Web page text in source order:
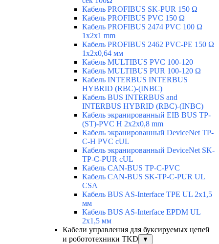
Кабель PROFIBUS SK-PUR 150 Ω
Кабель PROFIBUS PVC 150 Ω
Кабель PROFIBUS 2474 PVC 100 Ω
1x2x1 mm
Кабель PROFIBUS 2462 PVC-PE 150 Ω
1x2x0,64 мм
Кабель MULTIBUS PVC 100-120
Кабель MULTIBUS PUR 100-120 Ω
Кабель INTERBUS INTERBUS
HYBRID (RBC)-(INBC)
Кабель BUS INTERBUS and
INTERBUS HYBRID (RBC)-(INBC)
Кабель экранированный EIB BUS TP-
(ST)-PVC H 2x2x0,8 mm
Кабель экранированный DeviceNet TP-
C-H PVC cUL
Кабель экранированный DeviceNet SK-
TP-C-PUR cUL
Кабель CAN-BUS TP-C-PVC
Кабель CAN-BUS SK-TP-C-PUR UL
CSA
Кабель BUS AS-Interface TPE UL 2x1,5
мм
Кабель BUS AS-Interface EPDM UL
2x1,5 мм
Кабели управления для буксируемых цепей
и робототехники TKD
▼